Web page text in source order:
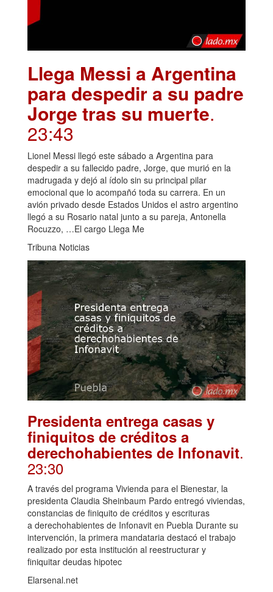
Llega Messi a Argentina
para despedir a su padre
Jorge tras su muerte.
23:43
Lionel Messi llegó este sábado a Argentina para
despedir a su fallecido padre, Jorge, que murió en la
madrugada y dejó al ídolo sin su principal pilar
emocional que lo acompañó toda su carrera. En un
avión privado desde Estados Unidos el astro argentino
llegó a su Rosario natal junto a su pareja, Antonella
Rocuzzo, …El cargo Llega Me
Tribuna Noticias
Presidenta entrega casas y
finiquitos de créditos a
derechohabientes de Infonavit.
23:30
A través del programa Vivienda para el Bienestar, la
presidenta Claudia Sheinbaum Pardo entregó viviendas,
constancias de finiquito de créditos y escrituras
a derechohabientes de Infonavit en Puebla Durante su
intervención, la primera mandataria destacó el trabajo
realizado por esta institución al reestructurar y
finiquitar deudas hipotec
Elarsenal.net